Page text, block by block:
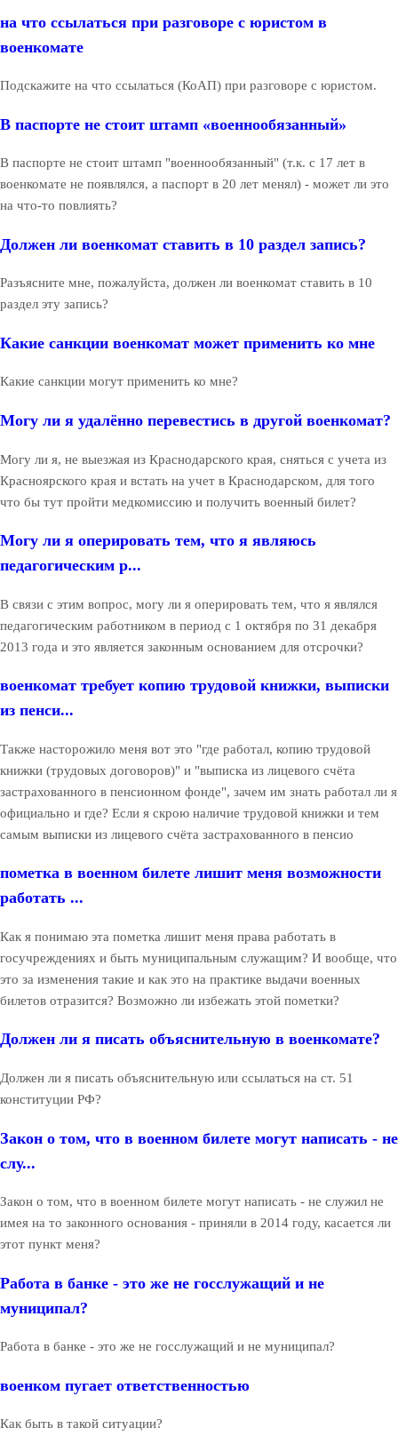
на что ссылаться при разговоре с юристом в
военкомате
Подскажите на что ссылаться (КоАП) при разговоре с юристом.
В паспорте не стоит штамп «военнообязанный»
В паспорте не стоит штамп "военнообязанный" (т.к. с 17 лет в
военкомате не появлялся, а паспорт в 20 лет менял) - может ли это
на что-то повлиять?
Должен ли военкомат ставить в 10 раздел запись?
Разъясните мне, пожалуйста, должен ли военкомат ставить в 10
раздел эту запись?
Какие санкции военкомат может применить ко мне
Какие санкции могут применить ко мне?
Могу ли я удалённо перевестись в другой военкомат?
Могу ли я, не выезжая из Краснодарского края, сняться с учета из
Красноярского края и встать на учет в Краснодарском, для того
что бы тут пройти медкомиссию и получить военный билет?
Могу ли я оперировать тем, что я являюсь
педагогическим р...
В связи с этим вопрос, могу ли я оперировать тем, что я являлся
педагогическим работником в период с 1 октября по 31 декабря
2013 года и это является законным основанием для отсрочки?
военкомат требует копию трудовой книжки, выписки
из пенси...
Также насторожило меня вот это "где работал, копию трудовой
книжки (трудовых договоров)" и "выписка из лицевого счёта
застрахованного в пенсионном фонде", зачем им знать работал ли я
официально и где? Если я скрою наличие трудовой книжки и тем
самым выписки из лицевого счёта застрахованного в пенсио
пометка в военном билете лишит меня возможности
работать ...
Как я понимаю эта пометка лишит меня права работать в
госучреждениях и быть муниципальным служащим? И вообще, что
это за изменения такие и как это на практике выдачи военных
билетов отразится? Возможно ли избежать этой пометки?
Должен ли я писать объяснительную в военкомате?
Должен ли я писать объяснительную или ссылаться на ст. 51
конституции РФ?
Закон о том, что в военном билете могут написать - не
слу...
Закон о том, что в военном билете могут написать - не служил не
имея на то законного основания - приняли в 2014 году, касается ли
этот пункт меня?
Работа в банке - это же не госслужащий и не
муниципал?
Работа в банке - это же не госслужащий и не муниципал?
военком пугает ответственностью
Как быть в такой ситуации?